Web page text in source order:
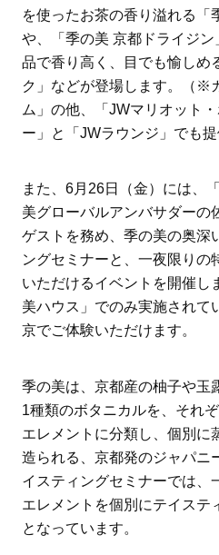
を使ったお茶の香り溢れる「
や、「季の美 京都ドライジ
品で香り高く、目でも愉しめ
ク」などが登場します。（※
ム」の他、「JWマリオット
ー」と「JWラウンジ」でも提
また、6月26日（金）には、
美グローバルアンバサダーの
ゲストを務め、季の美の奥深
ングセミナーと、一夜限りの
いただけるイベントを開催し
美ハウス」でのみ実施されて
京でご体験いただけます。
季の美は、京都産の柚子や玉
1種類のボタニカルを、それ
エレメントに分類し、個別に
造られる、京都発のジャパニ
イスティングセミナーでは、
エレメントを個別にテイステ
となっています。